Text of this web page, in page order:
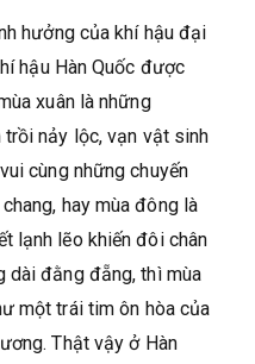
hưởng của khí hậu đại
hậu Hàn Quốc được
xuân là những
nảy lộc, vạn vật sinh
cùng những chuyến
hay mùa đông là
lạnh lẽo khiến đôi chân
dài đằng đẵng, thì mùa
một trái tim ôn hòa của
Thật vậy ở Hàn